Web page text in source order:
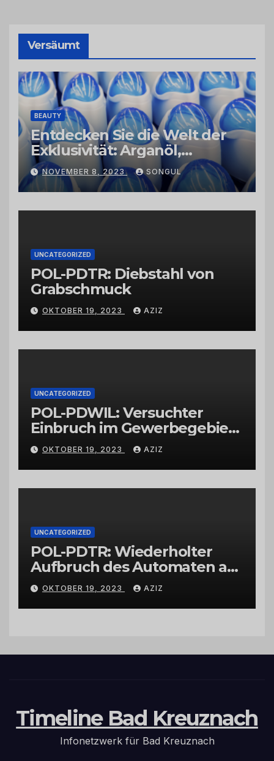
Versäumt
BEAUTY
Entdecken Sie die Welt der
Exklusivität: Arganöl,
Kaktusfeigenkernöl und
Schwarzkümmelöl von
vertrauenswürdigen
Großhändlern und Anbietern
NOVEMBER 8, 2023 SONGUL
UNCATEGORIZED
POL-PDTR: Diebstahl von
Grabschmuck
OKTOBER 19, 2023 AZIZ
UNCATEGORIZED
POL-PDWIL: Versuchter
Einbruch im Gewerbegebiet
Wittlich
OKTOBER 19, 2023 AZIZ
UNCATEGORIZED
POL-PDTR: Wiederholter
Aufbruch des Automaten am
Wohnmobilstellplatz in
Hermeskeil am Labachweg
OKTOBER 19, 2023 AZIZ
Timeline Bad Kreuznach
Infonetzwerk für Bad Kreuznach